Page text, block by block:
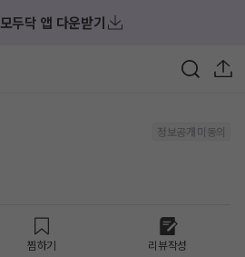
모두닥 앱 다운받기
정보공개 미동의
찜하기 리뷰작성